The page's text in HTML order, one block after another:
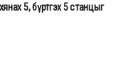
5, бүртгэх 5 станцыг